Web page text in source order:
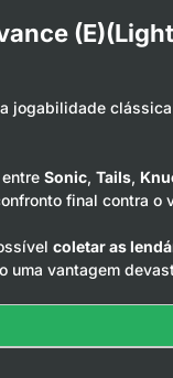
jogabilidade
Sonic, Tails,
final contra o
coletar as
uma vantagem